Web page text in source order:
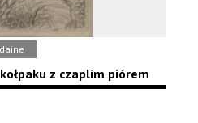
z czaplim piórem